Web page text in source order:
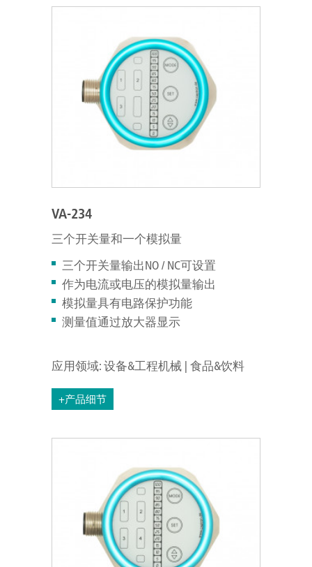
VA-234
三个开关量和一个模拟量
三个开关量输出NO / NC可设置
作为电流或电压的模拟量输出
模拟量具有电路保护功能
测量值通过放大器显示
应用领域: 设备&工程机械 | 食品&饮料
+产品细节